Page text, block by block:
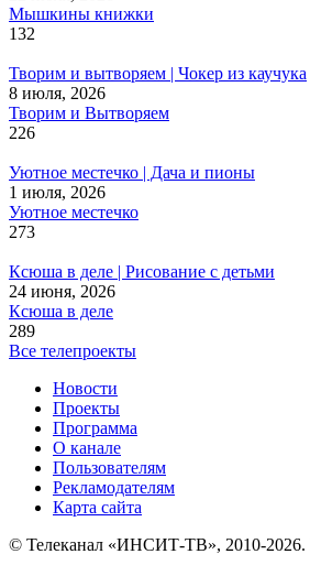
Мышкины книжки
132
Творим и вытворяем | Чокер из каучука
8 июля, 2026
Творим и Вытворяем
226
Уютное местечко | Дача и пионы
1 июля, 2026
Уютное местечко
273
Ксюша в деле | Рисование с детьми
24 июня, 2026
Ксюша в деле
289
Все телепроекты
Новости
Проекты
Программа
О канале
Пользователям
Рекламодателям
Карта сайта
© Телеканал «ИНСИТ-ТВ», 2010-2026.